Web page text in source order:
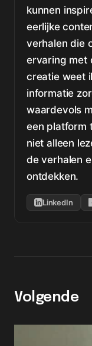
kunnen
eerlijke
verhalen die
ervaring met
creatie weet
informatie
waardevols
een platform
niet alleen
de verhalen
ontdekken.
LinkedIn
Volgende